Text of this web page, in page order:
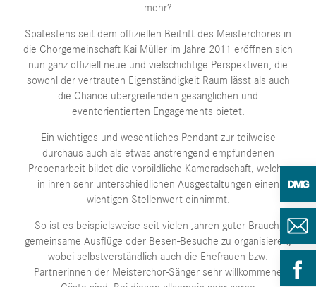
mehr?
Spätestens seit dem offiziellen Beitritt des Meisterchores in
die Chorgemeinschaft Kai Müller im Jahre 2011 eröffnen sich
nun ganz offiziell neue und vielschichtige Perspektiven, die
sowohl der vertrauten Eigenständigkeit Raum lässt als auch
die Chance übergreifenden gesanglichen und
eventorientierten Engagements bietet.
Ein wichtiges und wesentliches Pendant zur teilweise
durchaus auch als etwas anstrengend empfundenen
Probenarbeit bildet die vorbildliche Kameradschaft, welche
in ihren sehr unterschiedlichen Ausgestaltungen einen
wichtigen Stellenwert einnimmt.
So ist es beispielsweise seit vielen Jahren guter Brauch,
gemeinsame Ausflüge oder Besen-Besuche zu organisieren,
wobei selbstverständlich auch die Ehefrauen bzw.
Partnerinnen der Meisterchor-Sänger sehr willkommene